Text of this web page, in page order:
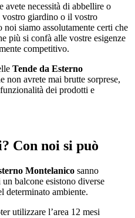
necessità di abbellire o
giardino o il vostro
siamo assolutamente certi che
più si confà alle vostre esigenze
competitivo.
Tende da Esterno
non avrete mai brutte sorprese,
dei prodotti e
Con noi si può
Montelanico sanno
balcone esistono diverse
determinato ambiente.
utilizzare l’area 12 mesi